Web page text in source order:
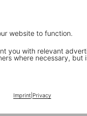
website to function.
you with relevant
where necessary, but
Imprint| Privacy